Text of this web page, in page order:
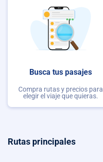
Busca tus pasajes
Compra rutas y precios para
elegir el viaje que quieras.
Rutas principales